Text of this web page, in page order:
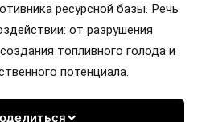
ресурсной базы. Речь
от разрушения
топливного голода и
потенциала.